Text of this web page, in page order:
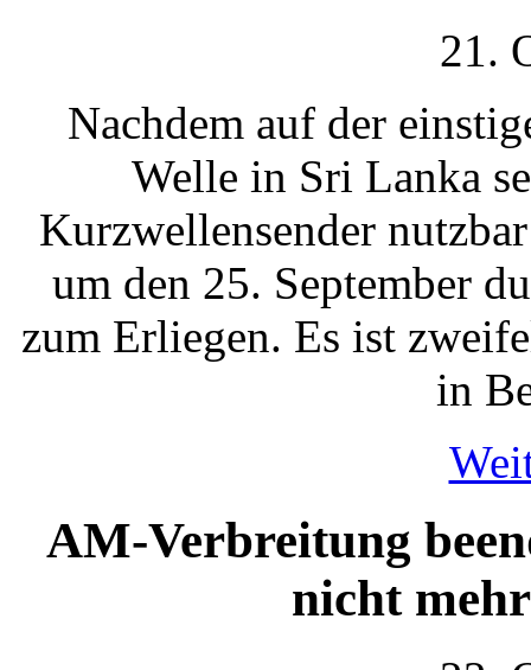
21.
Nachdem auf der
Welle in Sri Lanka
Kurzwellensender
um den 25. September
zum Erliegen. Es ist
in
AM-Verbreitung
nicht